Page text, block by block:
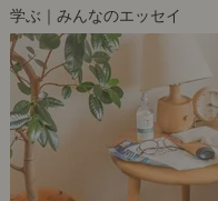
学ぶ｜みんなのエッセイ